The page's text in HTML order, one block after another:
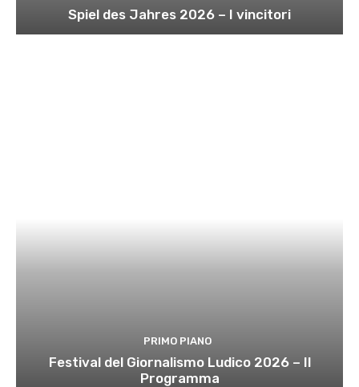
Spiel des Jahres 2026 – I vincitori
PRIMO PIANO
Festival del Giornalismo Ludico 2026 – Il
Programma